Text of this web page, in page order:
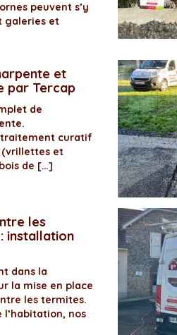
peuvent s’y
galeries et
et
par Tercap
de
traitement curatif
(vrillettes et
de […]
les
installation
dans la
la mise en place
les termites.
nos